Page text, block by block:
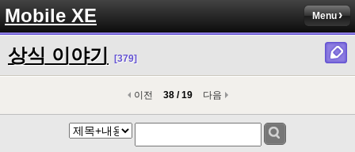
Mobile XE Menu
상식 이야기 [379]
이전 38 / 19 다음